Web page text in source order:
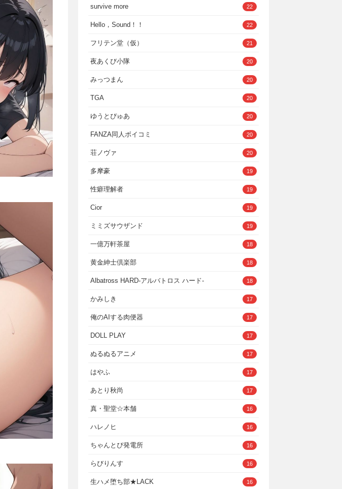
survive more 22
Hello，Sound！！ 22
フリテン堂（仮） 21
夜あくび小隊 20
みっつまん 20
TGA 20
ゆうとぴゅあ 20
FANZA同人ボイコミ 20
荘ノヴァ 20
多摩豪 19
性癖理解者 19
Cior 19
ミミズサウザンド 19
一億万軒茶屋 18
黄金紳士倶楽部 18
Albatross HARD‐アルバトロス ハード‐ 18
かみしき 17
俺のAIする肉便器 17
DOLL PLAY 17
ぬるぬるアニメ 17
はやふ 17
あとり秋尚 17
真・聖堂☆本舗 16
ハレノヒ 16
ちゃんとぴ発電所 16
らびりんす 16
生ハメ堕ち部★LACK 16